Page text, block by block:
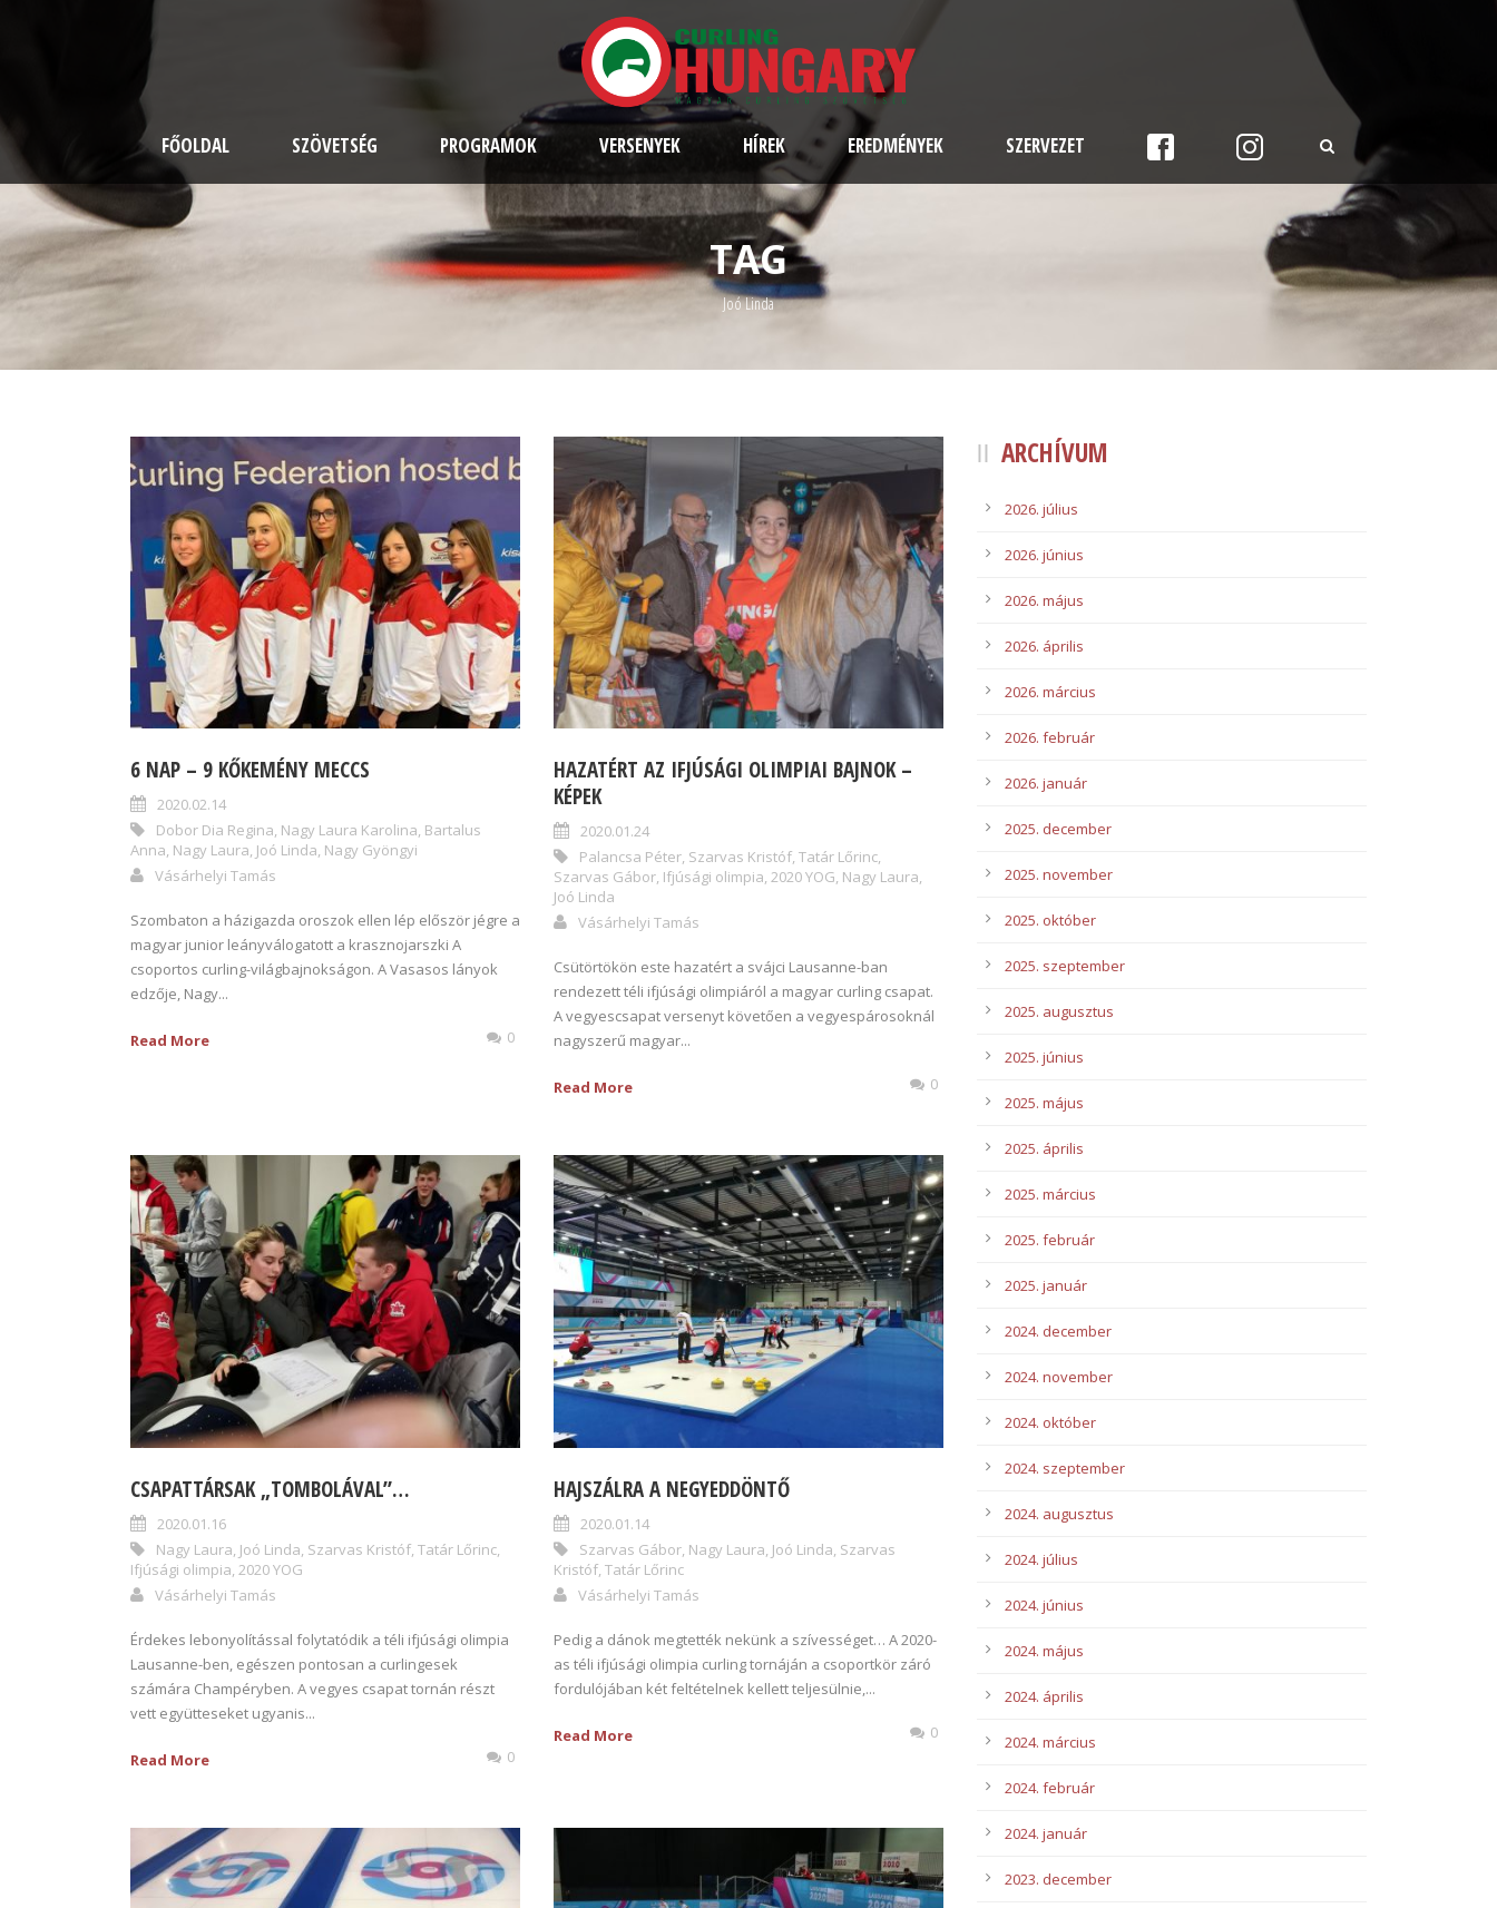
FŐOLDAL SZÖVETSÉG PROGRAMOK VERSENYEK HÍREK EREDMÉNYEK SZERVEZET
TAG
Joó Linda
6 NAP – 9 KŐKEMÉNY MECCS
2020.02.14
Dobor Dia Regina, Nagy Laura Karolina, Bartalus
Anna, Nagy Laura, Joó Linda, Nagy Gyöngyi
Vásárhelyi Tamás
Szombaton a házigazda oroszok ellen lép először jégre a
magyar junior leányválogatott a krasznojarszki A
csoportos curling-világbajnokságon. A Vasasos lányok
edzője, Nagy...
Read More 0
HAZATÉRT AZ IFJÚSÁGI OLIMPIAI BAJNOK –
KÉPEK
2020.01.24
Palancsa Péter, Szarvas Kristóf, Tatár Lőrinc,
Szarvas Gábor, Ifjúsági olimpia, 2020 YOG, Nagy Laura,
Joó Linda
Vásárhelyi Tamás
Csütörtökön este hazatért a svájci Lausanne-ban
rendezett téli ifjúsági olimpiáról a magyar curling csapat.
A vegyescsapat versenyt követően a vegyespárosoknál
nagyszerű magyar...
Read More 0
CSAPATTÁRSAK „TOMBOLÁVAL”…
2020.01.16
Nagy Laura, Joó Linda, Szarvas Kristóf, Tatár Lőrinc,
Ifjúsági olimpia, 2020 YOG
Vásárhelyi Tamás
Érdekes lebonyolítással folytatódik a téli ifjúsági olimpia
Lausanne-ben, egészen pontosan a curlingesek
számára Champéryben. A vegyes csapat tornán részt
vett együtteseket ugyanis...
Read More 0
HAJSZÁLRA A NEGYEDDÖNTŐ
2020.01.14
Szarvas Gábor, Nagy Laura, Joó Linda, Szarvas
Kristóf, Tatár Lőrinc
Vásárhelyi Tamás
Pedig a dánok megtették nekünk a szívességet… A 2020-
as téli ifjúsági olimpia curling tornáján a csoportkör záró
fordulójában két feltételnek kellett teljesülnie,...
Read More 0
ARCHÍVUM
2026. július
2026. június
2026. május
2026. április
2026. március
2026. február
2026. január
2025. december
2025. november
2025. október
2025. szeptember
2025. augusztus
2025. június
2025. május
2025. április
2025. március
2025. február
2025. január
2024. december
2024. november
2024. október
2024. szeptember
2024. augusztus
2024. július
2024. június
2024. május
2024. április
2024. március
2024. február
2024. január
2023. december